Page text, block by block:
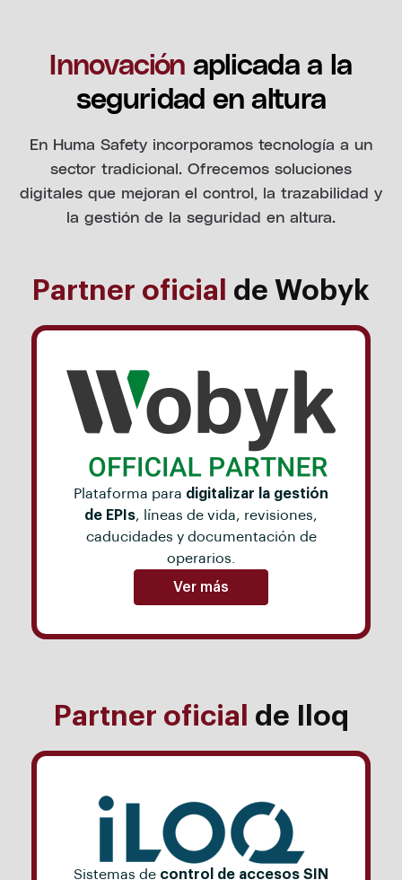
Innovación aplicada a la
seguridad en altura
En Huma Safety incorporamos tecnología a un
sector tradicional. Ofrecemos soluciones
digitales que mejoran el control, la trazabilidad y
la gestión de la seguridad en altura.
Partner oficial de Wobyk
Plataforma para digitalizar la gestión
de EPIs, líneas de vida, revisiones,
caducidades y documentación de
operarios.
Ver más
Partner oficial de Iloq
Sistemas de control de accesos SIN